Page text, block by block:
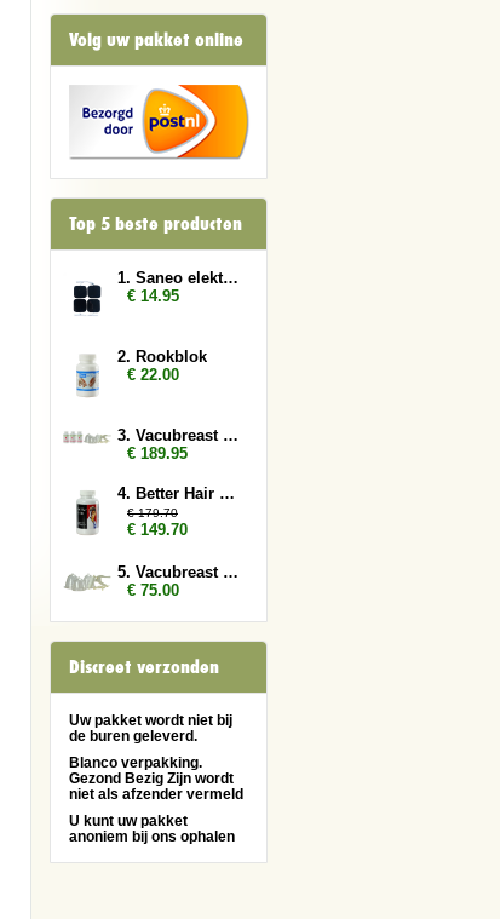
Volg uw pakket online
Top 5 beste producten
1. Saneo elektroden vierkant
€ 14.95
2. Rookblok
€ 22.00
3. Vacubreast pomp met 3 potten
€ 189.95
4. Better Hair Man 6x
€ 179.70
€ 149.70
5. Vacubreast pompset
€ 75.00
Discreet verzonden
Uw pakket wordt niet bij
de buren geleverd.
Blanco verpakking.
Gezond Bezig Zijn wordt
niet als afzender vermeld
U kunt uw pakket
anoniem bij ons ophalen